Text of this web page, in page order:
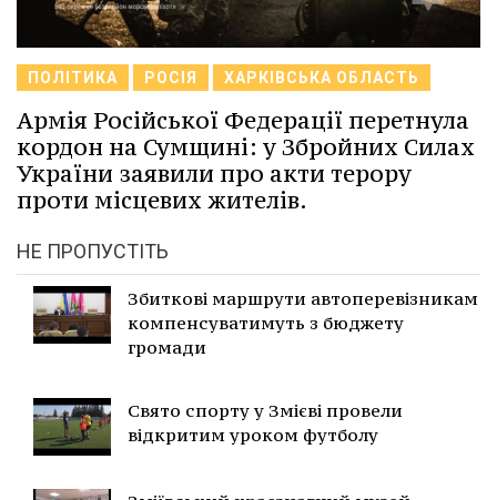
ПОЛІТИКА РОСІЯ ХАРКІВСЬКА ОБЛАСТЬ
Армія Російської Федерації перетнула
кордон на Сумщині: у Збройних Силах
України заявили про акти терору
проти місцевих жителів.
НЕ ПРОПУСТІТЬ
Збиткові маршрути автоперевізникам
компенсуватимуть з бюджету
громади
Свято спорту у Змієві провели
відкритим уроком футболу